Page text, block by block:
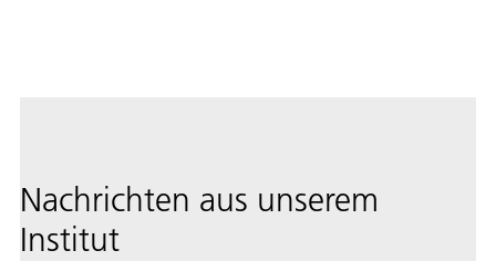
Nachrichten aus unserem
Institut